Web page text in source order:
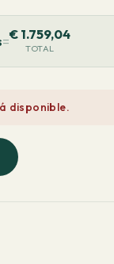
=€ 1.759,04
TOTAL
disponible.